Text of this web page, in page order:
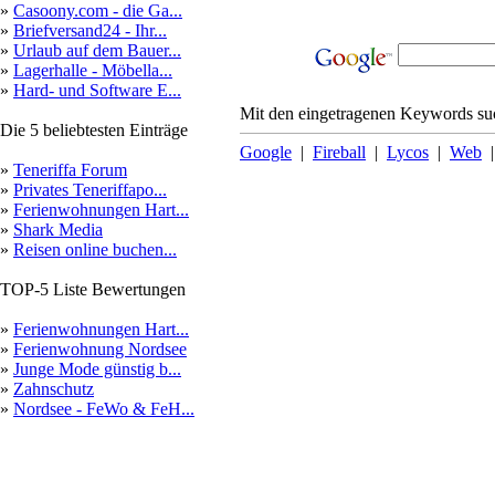
» Casoony.com - die Ga...
» Briefversand24 - Ihr...
» Urlaub auf dem Bauer...
» Lagerhalle - Möbella...
» Hard- und Software E...
Die 5 beliebtesten Einträge
» Teneriffa Forum
» Privates Teneriffapo...
» Ferienwohnungen Hart...
» Shark Media
» Reisen online buchen...
TOP-5 Liste Bewertungen
» Ferienwohnungen Hart...
» Ferienwohnung Nordsee
» Junge Mode günstig b...
» Zahnschutz
» Nordsee - FeWo & FeH...
Mit den eingetragenen Keywords
Google | Fireball | Lycos | Web